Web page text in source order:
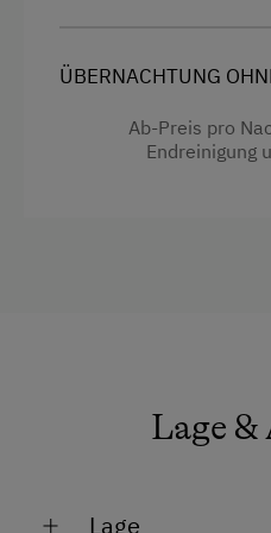
Balkon/Terrasse
Ausziehcouch
ÜBERNACHTUNG
Ab-Preis pro
Endreinigung
Lage &
Lage